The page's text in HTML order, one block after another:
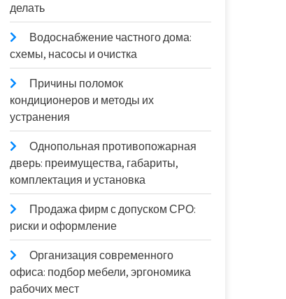
делать
Водоснабжение частного дома:
схемы, насосы и очистка
Причины поломок
кондиционеров и методы их
устранения
Однопольная противопожарная
дверь: преимущества, габариты,
комплектация и установка
Продажа фирм с допуском СРО:
риски и оформление
Организация современного
офиса: подбор мебели, эргономика
рабочих мест